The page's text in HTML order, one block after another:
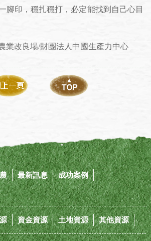
腳印，穩扎穩打，必定能找到自己心目
業改良場/財團法人中國生產力中心
最新訊息 成功案例
資金資源 土地資源 其他資源